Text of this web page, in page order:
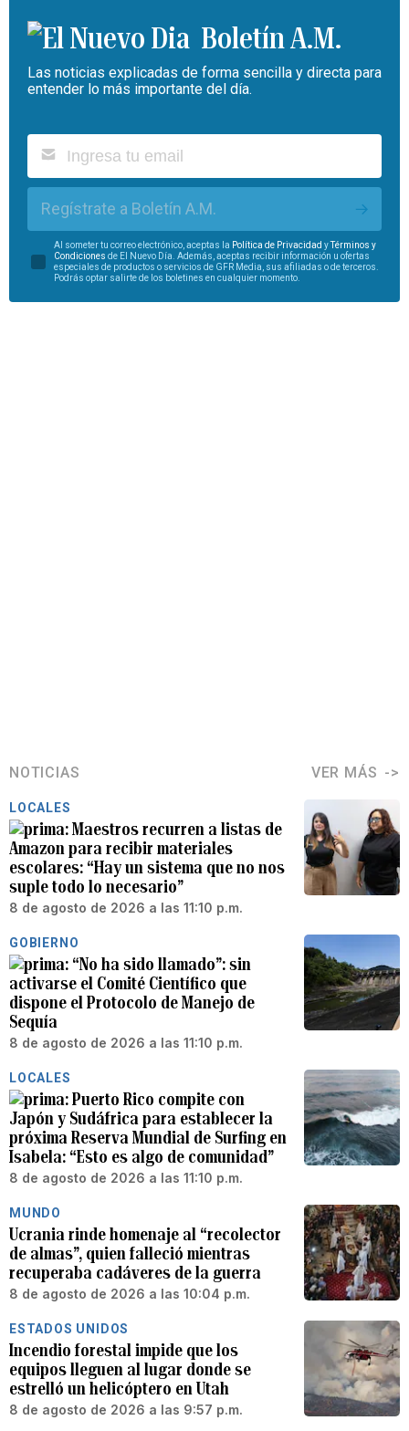
Boletín A.M.
Las noticias explicadas de forma sencilla y directa para
entender lo más importante del día.
Regístrate a Boletín A.M.
Al someter tu correo electrónico, aceptas la Política de Privacidad yTérminos y
Condiciones de El Nuevo Día. Además, aceptas recibir información u ofertas
especiales de productos o servicios de GFR Media, sus afiliadas o de terceros.
Podrás optar salirte de los boletines en cualquier momento.
NOTICIAS VER MÁS
LOCALES
Maestros recurren a listas de
Amazon para recibir materiales
escolares: “Hay un sistema que no nos
suple todo lo necesario”
8 de agosto de 2026 a las 11:10 p.m.
GOBIERNO
“No ha sido llamado”: sin
activarse el Comité Científico que
dispone el Protocolo de Manejo de
Sequía
8 de agosto de 2026 a las 11:10 p.m.
LOCALES
Puerto Rico compite con
Japón y Sudáfrica para establecer la
próxima Reserva Mundial de Surfing en
Isabela: “Esto es algo de comunidad”
8 de agosto de 2026 a las 11:10 p.m.
MUNDO
Ucrania rinde homenaje al “recolector
de almas”, quien falleció mientras
recuperaba cadáveres de la guerra
8 de agosto de 2026 a las 10:04 p.m.
ESTADOS UNIDOS
Incendio forestal impide que los
equipos lleguen al lugar donde se
estrelló un helicóptero en Utah
8 de agosto de 2026 a las 9:57 p.m.